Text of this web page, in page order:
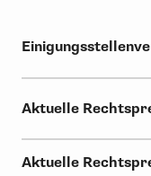
Aktuelle
Aktuelle